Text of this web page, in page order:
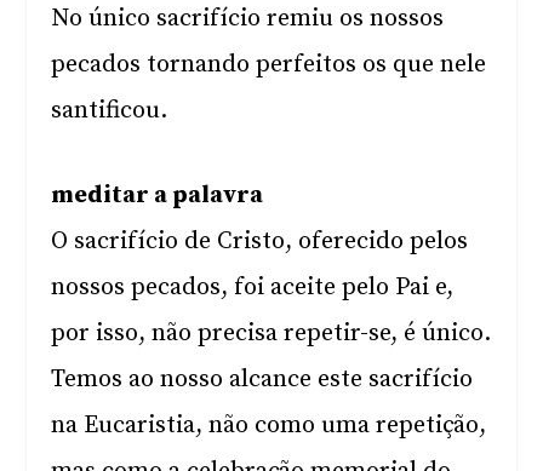
No único sacrifício remiu os nossos
pecados tornando perfeitos os que nele
santificou.
meditar a palavra
O sacrifício de Cristo, oferecido pelos
nossos pecados, foi aceite pelo Pai e,
por isso, não precisa repetir-se, é único.
Temos ao nosso alcance este sacrifício
na Eucaristia, não como uma repetição,